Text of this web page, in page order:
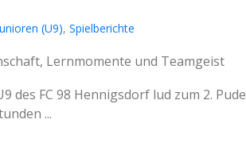
(U9), Spielberichte
Lernmomente und Teamgeist
des FC 98 Hennigsdorf lud zum 2. Pude
...